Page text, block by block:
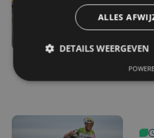
ALLES
DETAILS WEERGEVEN